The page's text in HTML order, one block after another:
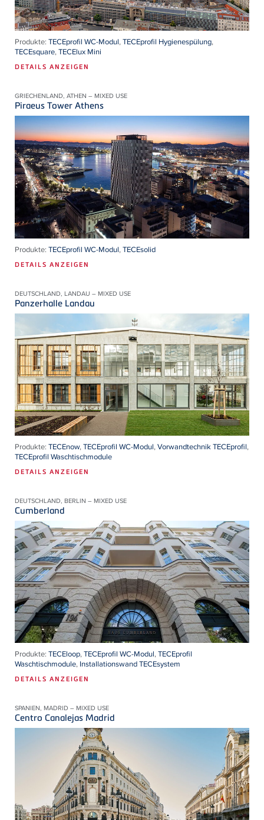
Produkte: TECEprofil WC-Modul,TECEprofil Hygienespülung,
TECEsquare,TECElux Mini
DETAILS ANZEIGEN
GRIECHENLAND, ATHEN – MIXED USE
Piraeus Tower Athens
Produkte: TECEprofil WC-Modul,TECEsolid
DETAILS ANZEIGEN
DEUTSCHLAND, LANDAU – MIXED USE
Panzerhalle Landau
Produkte: TECEnow,TECEprofil WC-Modul,Vorwandtechnik TECEprofil,
TECEprofil Waschtischmodule
DETAILS ANZEIGEN
DEUTSCHLAND, BERLIN – MIXED USE
Cumberland
Produkte: TECEloop,TECEprofil WC-Modul,TECEprofil
Waschtischmodule, Installationswand TECEsystem
DETAILS ANZEIGEN
SPANIEN, MADRID – MIXED USE
Centro Canalejas Madrid